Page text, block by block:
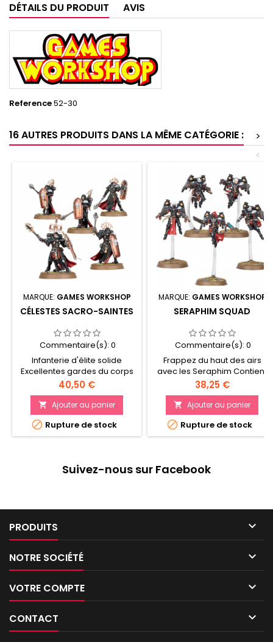
DÉTAILS DU PRODUIT AVIS
Reference52-30
16 AUTRES PRODUITS DANS LA MÊME CATÉGORIE :
>
<
MARQUE: GAMES WORKSHOP
CÉLESTES SACRO-SAINTES
Commentaire(s): 0
Infanterie d'élite solide
Excellentes gardes du corps
pour personnages de
l'Adepta Sororitas Deux
puissantes armes de mêlée
au choix DISPO A PARTIR DU
12/06
Prix
40,50 €
 Ajouter au panier
 Rupture de stock
MARQUE: GAMES WORKSHOP
SERAPHIM SQUAD
Commentaire(s): 0
Frappez du haut des airs
avec les Seraphim Contient
cinq figurines de Seraphim
en plastique Peuvent à la
place être assemblées en
tant que Zephyrim
Prix
38,25 €
 Ajouter au panier
 Rupture de stock
Suivez-nous sur Facebook
PRODUITS 
NOTRE SOCIÉTÉ 
VOTRE COMPTE 
CONTACT 